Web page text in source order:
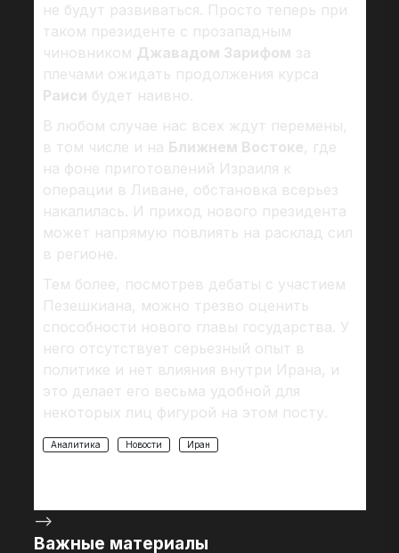
не будут развиваться. Просто теперь при
таком президенте с прозападным
чиновником Джавадом Зарифом за
плечами ожидать продолжения курса
Раиси будет наивно.
В любом случае нас всех ждут перемены,
в том числе и на Ближнем Востоке, где
на фоне приготовлений Израиля к
операции в Ливане, обстановка всерьез
накалилась. И приход нового президента
может напрямую повлиять на расклад сил
в регионе.
Тем более, посмотрев дебаты с участием
Пезешкиана, можно трезво оценить
способности нового главы государства. У
него отсутствует серьезный опыт в
политике и нет влияния внутри Ирана, и
это делает его весьма удобной для
некоторых лиц фигурой на этом посту.
Аналитика Новости Иран
-->
Важные материалы